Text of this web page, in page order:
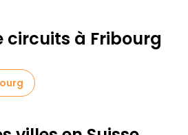
circuits à Fribourg